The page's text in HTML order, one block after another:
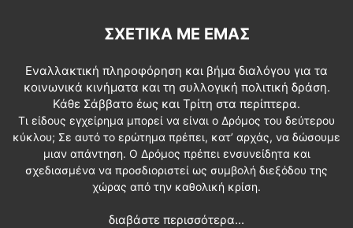
ΣΧΕΤΙΚΆ ΜΕ ΕΜΆΣ
Εναλλακτική πληροφόρηση και βήμα διαλόγου για τα
κοινωνικά κινήματα και τη συλλογική πολιτική δράση.
Κάθε Σάββατο έως και Τρίτη στα περίπτερα.
Τι είδους εγχείρημα μπορεί να είναι ο Δρόμος του δεύτερου
κύκλου; Σε αυτό το ερώτημα πρέπει, κατ’ αρχάς, να δώσουμε
μιαν απάντηση. Ο Δρόμος πρέπει ενσυνείδητα και
σχεδιασμένα να προσδιοριστεί ως συμβολή διεξόδου της
χώρας από την καθολική κρίση.
διαβάστε περισσότερα...